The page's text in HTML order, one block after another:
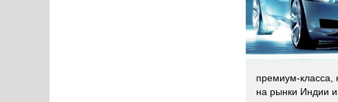
премиум-класса,
на рынки Индии и